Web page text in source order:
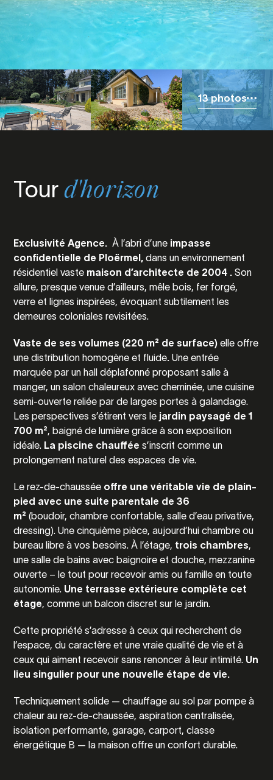
13 photos
Tourd'horizon
Exclusivité Agence. À l’abri d’une impasse
confidentielle de Ploërmel, dans un environnement
résidentiel vaste maison d’architecte de 2004 . Son
allure, presque venue d’ailleurs, mêle bois, fer forgé,
verre et lignes inspirées, évoquant subtilement les
demeures coloniales revisitées.
Vaste de ses volumes (220 m² de surface) elle offre
une distribution homogène et fluide.Une entrée
marquée par un hall déplafonné proposant salle à
manger, un salon chaleureux avec cheminée, une cuisine
semi-ouverte reliée par de larges portes à galandage.
Les perspectives s’étirent vers le jardin paysagé de 1
700 m², baigné de lumière grâce à son exposition
idéale. La piscine chauffées’inscrit comme un
prolongement naturel des espaces de vie.
Le rez-de-chaussée offre une véritable vie de plain-
pied avec une suite parentale de 36
m² (boudoir, chambre confortable, salle d’eau privative,
dressing). Une cinquième pièce, aujourd’hui chambre ou
bureau libre à vos besoins. À l’étage, trois chambres,
une salle de bains avec baignoire et douche, mezzanine
ouverte – le tout pour recevoir amis ou famille en toute
autonomie. Une terrasse extérieure complète cet
étage, comme un balcon discret sur le jardin.
Cette propriété s’adresse à ceux qui recherchent de
l’espace, du caractère et une vraie qualité de vie et à
ceux qui aiment recevoir sans renoncer à leur intimité. Un
lieu singulier pour une nouvelle étape de vie.
Techniquement solide — chauffage au sol par pompe à
chaleur au rez-de-chaussée, aspiration centralisée,
isolation performante, garage, carport, classe
énergétique B — la maison offre un confort durable.